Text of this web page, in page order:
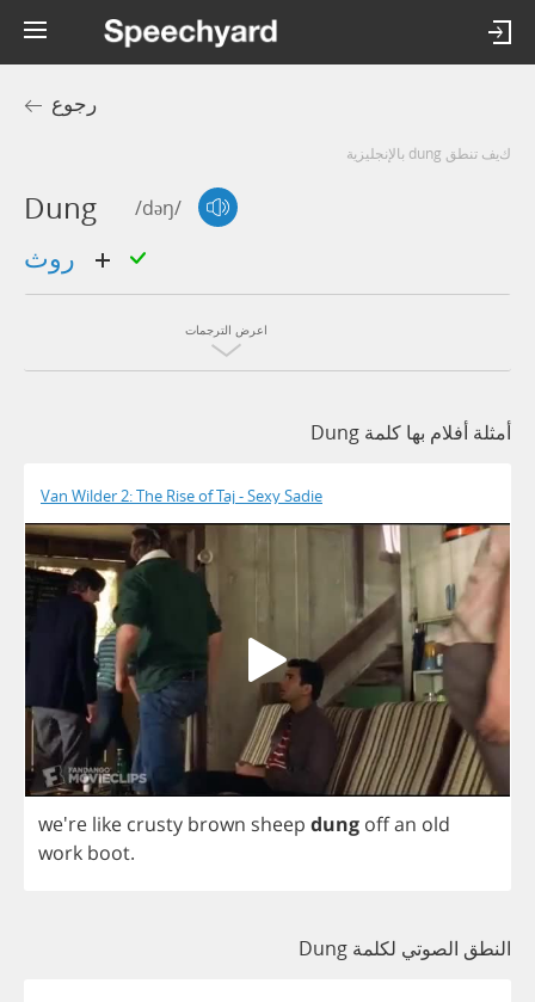
رجوع
كيف تنطق dung بالإنجليزية
Dung /dəŋ/
اعرض الترجمات
أمثلة أفلام بها كلمة Dung
Van Wilder 2: The Rise of Taj - Sexy Sadie
we're like crusty brown sheep dung offan old
work boot.
النطق الصوتي لكلمة Dung